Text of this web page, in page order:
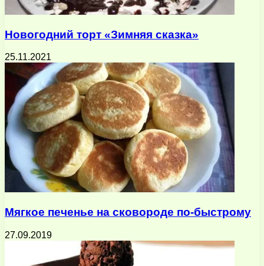
Новогодний торт «Зимняя сказка»
25.11.2021
Мягкое печенье на сковороде по-быстрому
27.09.2019